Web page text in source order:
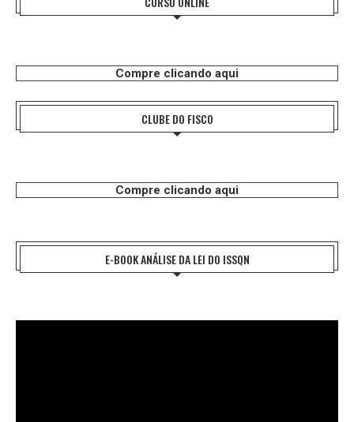
Compre clicando aqui
CLUBE DO FISCO
Compre clicando aqui
E-BOOK ANÁLISE DA LEI DO ISSQN